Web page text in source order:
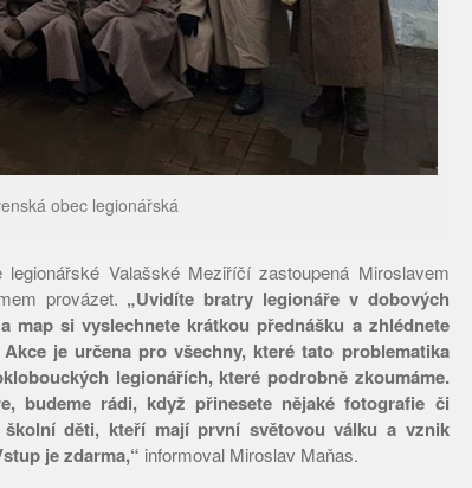
obec legionářská
Valašské Meziříčí zastoupená Miroslavem
provázet. „Uvidíte bratry legionáře v dobových
map si vyslechnete krátkou přednášku a zhlédnete
je určena pro všechny, které tato problematika
legionářích, které podrobně zkoumáme.
budeme rádi, když přinesete nějaké fotografie či
děti, kteří mají první světovou válku a vznik
je zdarma,“ informoval Miroslav Maňas.